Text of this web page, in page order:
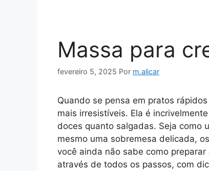
Massa para
fevereiro 5, 2025 Por m.alicar
Quando se pensa em pratos
mais irresistíveis. Ela é
doces quanto salgadas. Seja como
mesmo uma sobremesa delicada,
você ainda não sabe como
através de todos os passos, com